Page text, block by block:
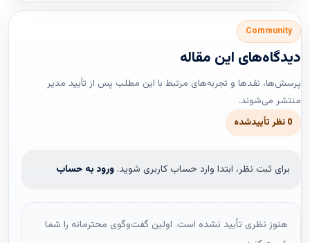
Community
دیدگاه‌های این مقاله
پرسش‌ها، نقدها و تجربه‌های مرتبط با این مطلب پس از تأیید مدیر
منتشر می‌شوند.
0 نظر تأییدشده
برای ثبت نظر، ابتدا وارد حساب کاربری شوید. ورود به حساب
هنوز نظری تأیید نشده است. اولین گفت‌وگوی محترمانه را شما